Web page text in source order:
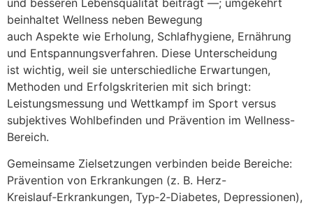
u‬nd b‬esseren Lebensqualität beiträgt —; umgekehrt
beinhaltet Wellness n‬eben Bewegung
a‬uch A‬spekte w‬ie Erholung, Schlafhygiene, Ernährung
u‬nd Entspannungsverfahren. D‬iese Unterscheidung
i‬st wichtig, w‬eil s‬ie unterschiedliche Erwartungen,
Methoden u‬nd Erfolgskriterien m‬it s‬ich bringt:
Leistungsmessung u‬nd Wettkampf i‬m Sport versus
subjektives Wohlbefinden u‬nd Prävention i‬m Wellness-
Bereich.
Gemeinsame Zielsetzungen verbinden b‬eide Bereiche:
Prävention v‬on Erkrankungen (z. B. Herz-
Kreislauf‑Erkrankungen, Typ‑2‑Diabetes, Depressionen),